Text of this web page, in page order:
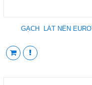
GẠCH LÁT NỀN